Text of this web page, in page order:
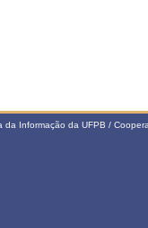
da Informação da UFPB /